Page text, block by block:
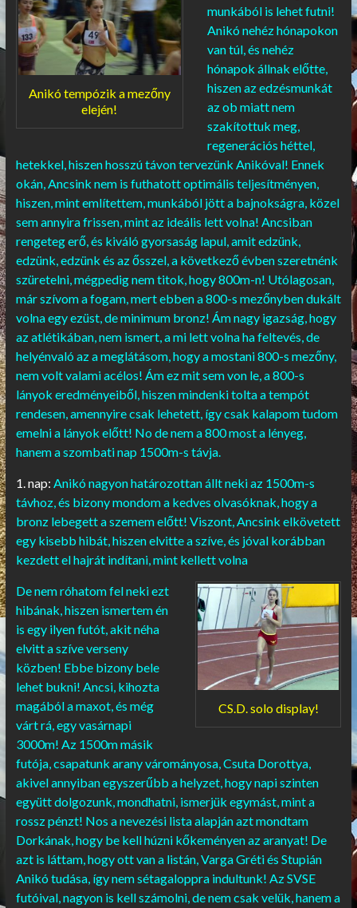
Anikó tempózik a mezőny
elején!
munkából is lehet futni!
Anikó nehéz hónapokon
van túl, és nehéz
hónapok állnak előtte,
hiszen az edzésmunkát
az ob miatt nem
szakítottuk meg,
regenerációs héttel,
hetekkel, hiszen hosszú távon tervezünk Anikóval! Ennek
okán, Ancsink nem is futhatott optimális teljesítményen,
hiszen, mint említettem, munkából jött a bajnokságra, közel
sem annyira frissen, mint az ideális lett volna! Ancsiban
rengeteg erő, és kiváló gyorsaság lapul, amit edzünk,
edzünk, edzünk és az ősszel, a következő évben szeretnénk
szüretelni, mégpedig nem titok, hogy 800m-n! Utólagosan,
már szívom a fogam, mert ebben a 800-s mezőnyben dukált
volna egy ezüst, de minimum bronz! Ám nagy igazság, hogy
az atlétikában, nem ismert, a mi lett volna ha feltevés, de
helyénvaló az a meglátásom, hogy a mostani 800-s mezőny,
nem volt valami acélos! Ám ez mit sem von le, a 800-s
lányok eredményeiből, hiszen mindenki tolta a tempót
rendesen, amennyire csak lehetett, így csak kalapom tudom
emelni a lányok előtt! No de nem a 800 most a lényeg,
hanem a szombati nap 1500m-s távja.
1. nap: Anikó nagyon határozottan állt neki az 1500m-s
távhoz, és bizony mondom a kedves olvasóknak, hogy a
bronz lebegett a szemem előtt! Viszont, Ancsink elkövetett
egy kisebb hibát, hiszen elvitte a szíve, és jóval korábban
kezdett el hajrát indítani, mint kellett volna
CS.D. solo display!
De nem róhatom fel neki ezt
hibának, hiszen ismertem én
is egy ilyen futót, akit néha
elvitt a szíve verseny
közben! Ebbe bizony bele
lehet bukni! Ancsi, kihozta
magából a maxot, és még
várt rá, egy vasárnapi
3000m! Az 1500m másik
futója, csapatunk arany várományosa, Csuta Dorottya,
akivel annyiban egyszerűbb a helyzet, hogy napi szinten
együtt dolgozunk, mondhatni, ismerjük egymást, mint a
rossz pénzt! Nos a nevezési lista alapján azt mondtam
Dorkának, hogy be kell húzni kőkeményen az aranyat! De
azt is láttam, hogy ott van a listán, Varga Gréti és Stupián
Anikó tudása, így nem sétagaloppra indultunk! Az SVSE
futóival, nagyon is kell számolni, de nem csak velük, hanem a